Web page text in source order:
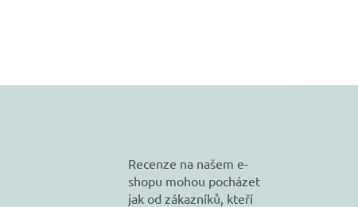
Recenze na našem e-
shopu mohou pocházet
jak od zákazníků, kteří